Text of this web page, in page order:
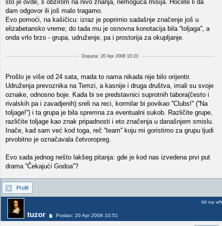
što je ovde, s obzirom na nivo znanja, nemoguća misija. Hoćete li da
dam odgovor ili još malo tragamo.
Evo pomoći, na kašičicu: izraz je poprimio sadašnje značenje još u
elizabetansko vreme; do tada mu je osnovna konotacija bila ''toljaga'', a
onda vrlo brzo - grupa, udruženje, pa i prostorija za okupljanje.
Dopuna: 20 Apr 2008 10:23
Prošlo je više od 24 sata, mada to nama nikada nije bilo orijentir.
Udruženja prevoznika na Temzi, a kasnije i druga društva, imali su svoje
oznake, odnosno boje. Kada bi se predstavnici suprotnih tabora(često i
rivalskih pa i zavadjenih) sreli na reci, kormilar bi povikao ''Clubs!'' (''Na
toljage!'') i ta grupa je bila spremna za eventualni sukob. Različite grupe,
različite toljage kao znak pripadnosti i eto značenja u današnjem smislu.
Inače, kad sam već kod toga, reč ''team'' koju mi goristimo za grupu ljudi
prvobitno je označavala četvoropreg.
Evo sada jednog nešto lakšeg pitanja: gde je kod nas izvedena prvi put
drama ''Čekajući Godoa''?
Profil
tuzor Poslao: 20 Apr 2008 10:51
Idi na vrh